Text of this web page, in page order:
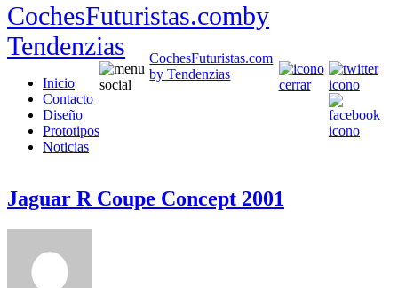
CochesFuturistas.comby
Tendenzias
Inicio
Contacto
Diseño
Prototipos
Noticias
CochesFuturistas.com
by Tendenzias
Jaguar R Coupe Concept 2001